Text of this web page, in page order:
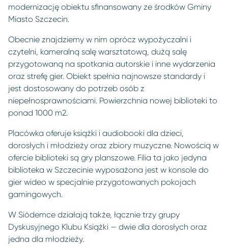
modernizację obiektu sfinansowany ze środków Gminy
Miasto Szczecin.
Obecnie znajdziemy w nim oprócz wypożyczalni i
czytelni, kameralną salę warsztatową, dużą salę
przygotowaną na spotkania autorskie i inne wydarzenia
oraz strefę gier. Obiekt spełnia najnowsze standardy i
jest dostosowany do potrzeb osób z
niepełnosprawnościami. Powierzchnia nowej biblioteki to
ponad 1000 m2.
Placówka oferuje książki i audiobooki dla dzieci,
dorosłych i młodzieży oraz zbiory muzyczne. Nowością w
ofercie biblioteki są gry planszowe. Filia ta jako jedyna
biblioteka w Szczecinie wyposażona jest w konsole do
gier wideo w specjalnie przygotowanych pokojach
gamingowych.
W Siódemce działają także, łącznie trzy grupy
Dyskusyjnego Klubu Książki — dwie dla dorosłych oraz
jedna dla młodzieży.